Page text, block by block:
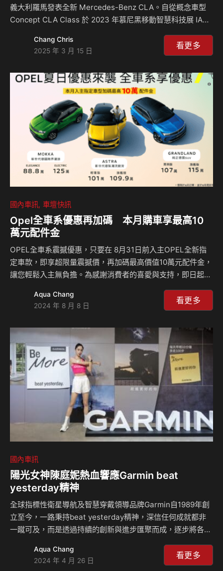
義大利羅馬發表全新 Mercedes-Benz CLA。自從概念車型
Concept CLA Class 於 2023 年慕尼黑移動智慧科技展 IAA
以及數位化時代的全新願景。 如今，迎來全新量產車型，以
高效能、更智能與搶眼的未來感設計為理念，成為今年車壇最
Mercedes-Benz 在未來移動的大躍進。 #1 首創多元 AI 集大
成： 全新 MB.OS 系統更直覺、更智能 Mercede…
Chang Chris
2025 年 3 月 15 日
看更多
國內車訊 車壇快訊
Opel全車系優惠再加碼 本月購車享最高10
萬元配件金
OPEL全車系震撼優惠，只要在 8月31日前入主OPEL全新指
定車款，即享超限量震撼價，再加碼最高價值10萬元配件金，
讓您輕鬆入主無負擔。為感謝消費者的喜愛與支持，即日起8
優惠方案以及最高價值8萬元配件金，提供聰明買車新選擇。
OPEL 攜手利達租車推出全新方案： OPEL全車系推出夏日限
代理 歐吉汽車特別推出全車系多款超值購車優惠方案，即日
起至8月31日止全車系限時優惠，入主指定車款再享高額分期
零利率、Mio D908後視鏡型行車紀錄器、FSK冰鑽隔熱紙與
專業車體…
Aqua Chang
2024 年 8 月 8 日
看更多
國內車訊
陽光女神陳庭妮熱血響應Garmin beat
yesterday精神
全球指標性衛星導航及智慧穿戴領導品牌Garmin自1989年創
立至今，一路秉持beat yesterday精神，深信任何成就都非
一蹴可及，而是透過持續的創新與進步匯聚而成，逐步將各領
有人「前進更好的你」，Garmin於品牌成立35週年之際，釋
出全新形象影片「Be more, beat yesterday」全球首映，影
Aqua Chang
2024 年 4 月 26 日
看更多